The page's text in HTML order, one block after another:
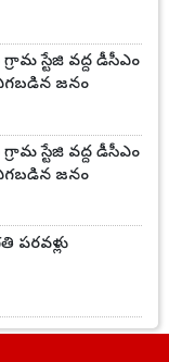
స్టేజి వద్ద డీసీఎం
జనం
స్టేజి వద్ద డీసీఎం
జనం
పరవళ్లు